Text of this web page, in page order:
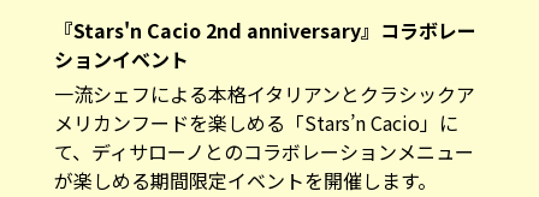
『Stars'n Cacio 2nd anniversary』コラボレー
ションイベント
一流シェフによる本格イタリアンとクラシックア
メリカンフードを楽しめる「Stars’n Cacio」に
て、ディサローノとのコラボレーションメニュー
が楽しめる期間限定イベントを開催します。